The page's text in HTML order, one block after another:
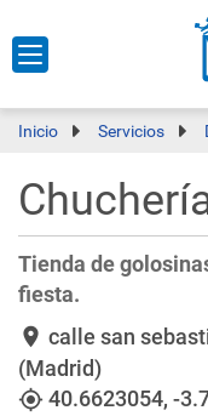
Inicio Servicios
Tienda de
fiesta.
location_on calle san
(Madrid)
my_location40.6623054, -